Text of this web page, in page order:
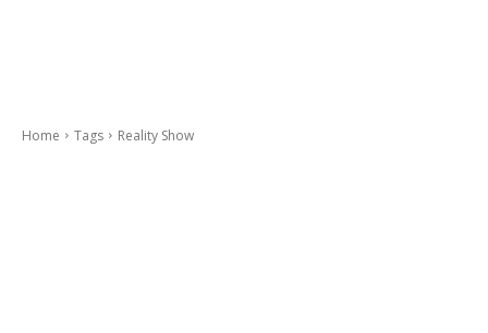
Home Tags Reality Show